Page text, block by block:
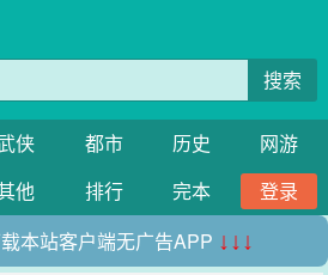
搜索
侠 都市 历史
网游
他 排行 完本
登录
本站客户端无广告APP ↓↓↓